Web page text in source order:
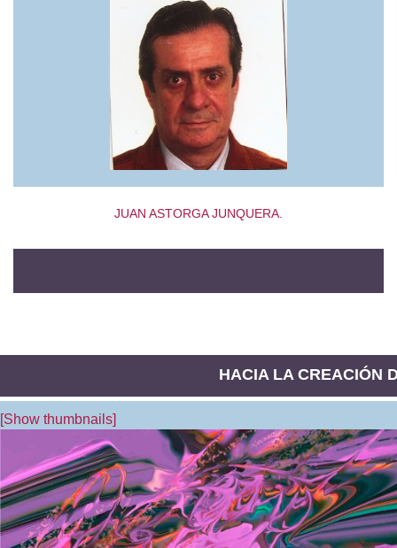
JUAN ASTORGA JUNQUERA.
HACIA LA CREACIÓN
[Show thumbnails]